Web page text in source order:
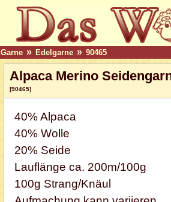
Garne » Edelgarne » 90465
Alpaca Merino
[90465]
40% Alpaca
40% Wolle
20% Seide
Lauflänge ca. 200m/100g
100g Strang/Knäul